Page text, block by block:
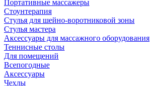
Портативные массажеры
Стоунтерапия
Стулья для шейно-воротниковой зоны
Стулья мастера
Аксессуары для массажного оборудования
Теннисные столы
Для помещений
Всепогодные
Аксессуары
Чехлы